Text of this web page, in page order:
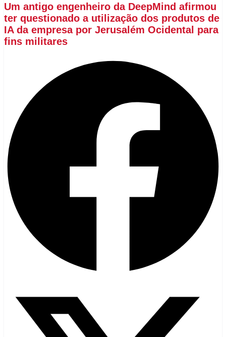
Um antigo engenheiro da DeepMind afirmou
ter questionado a utilização dos produtos de
IA da empresa por Jerusalém Ocidental para
fins militares